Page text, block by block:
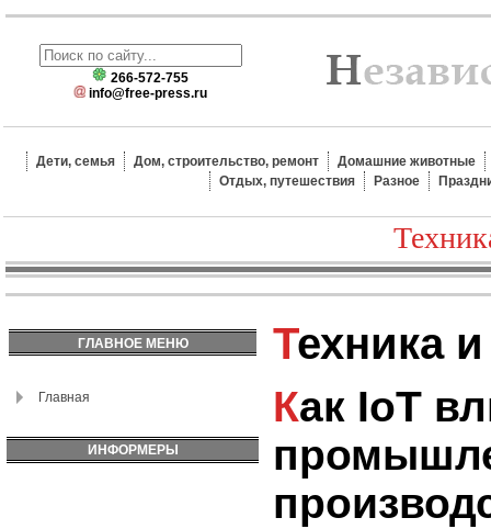
266-572-755
info@free-press.ru
Дети, семья Дом, строительство, ремонт
Домашние животные
Отдых, путешествия
Разное
ГЛАВНОЕ МЕНЮ
Главная
ИНФОРМЕРЫ
Техника
Как IoT влияет на